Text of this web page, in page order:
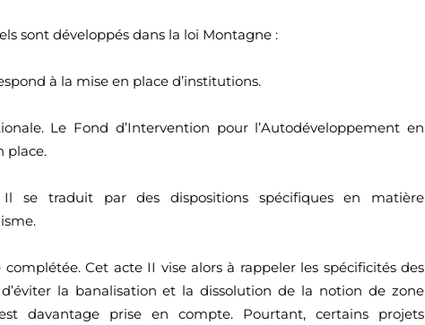
sont développés dans la loi Montagne :
à la mise en place d’institutions.
Le Fond d’Intervention pour l’Autodéveloppement en
place.
se traduit par des dispositions spécifiques en matière
Cet acte II vise alors à rappeler les spécificités des
la banalisation et la dissolution de la notion de zone
davantage prise en compte. Pourtant, certains projets